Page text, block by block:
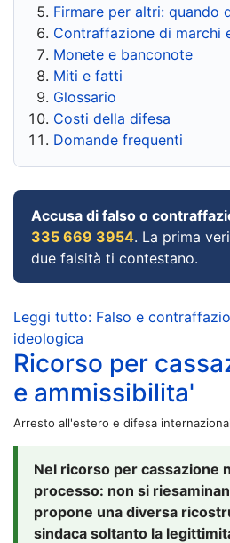
Firmare per altri: quando
Contraffazione di marchi
Monete e banconote
Miti e fatti
Glossario
Costi della difesa
Domande frequenti
Accusa di falso o
335 669 3954. La prima
due falsità ti contestano.
Leggi tutto: Falso e
ideologica
Ricorso per
e ammissibilita'
Arresto all'estero e difesa
Nel ricorso per cassazione
processo: non si
propone una diversa
sindaca soltanto la